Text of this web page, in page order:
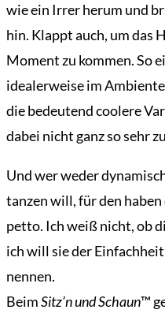
Bücher
Archiv
Reisen
Login/
wie ein Irrer herum und
hin. Klappt auch, um das
Moment zu kommen. So
idealerweise im
die bedeutend coolere
dabei nicht ganz so sehr
Und wer weder
tanzen will, für den
petto. Ich weiß nicht, ob
ich will sie der Einfachheit
nennen.
BeimSitz’n und Schaun™